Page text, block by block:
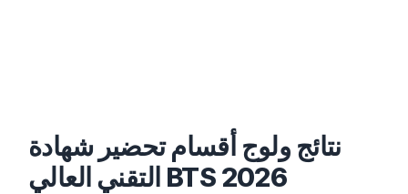
نتائج ولوج أقسام تحضير شهادة
التقني العالي BTS 2026